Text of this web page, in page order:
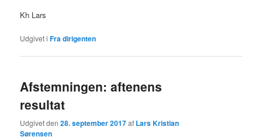
Kh Lars
Udgivet i Fra dirigenten
Afstemningen: aftenens
resultat
Udgivet den28. september 2017af Lars Kristian
Sørensen